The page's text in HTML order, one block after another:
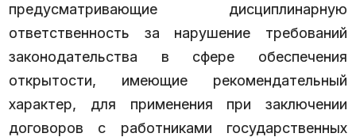
предусматривающие дисциплинарную
ответственность за нарушение требований
законодательства в сфере обеспечения
открытости, имеющие рекомендательный
характер, для применения при заключении
договоров с работниками государственных